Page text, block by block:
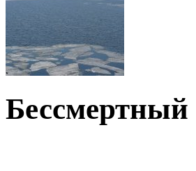
Бессмертный